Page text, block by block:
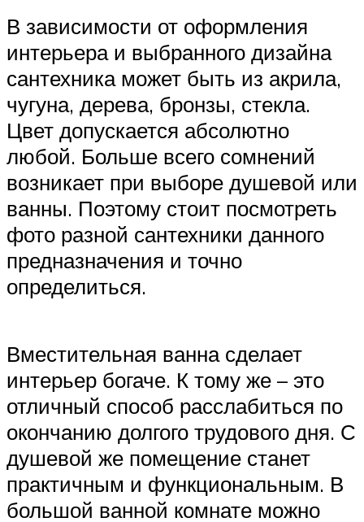
В зависимости от оформления
интерьера и выбранного дизайна
сантехника может быть из акрила,
чугуна, дерева, бронзы, стекла.
Цвет допускается абсолютно
любой. Больше всего сомнений
возникает при выборе душевой или
ванны. Поэтому стоит посмотреть
фото разной сантехники данного
предназначения и точно
определиться.
Вместительная ванна сделает
интерьер богаче. К тому же – это
отличный способ расслабиться по
окончанию долгого трудового дня. С
душевой же помещение станет
практичным и функциональным. В
большой ванной комнате можно